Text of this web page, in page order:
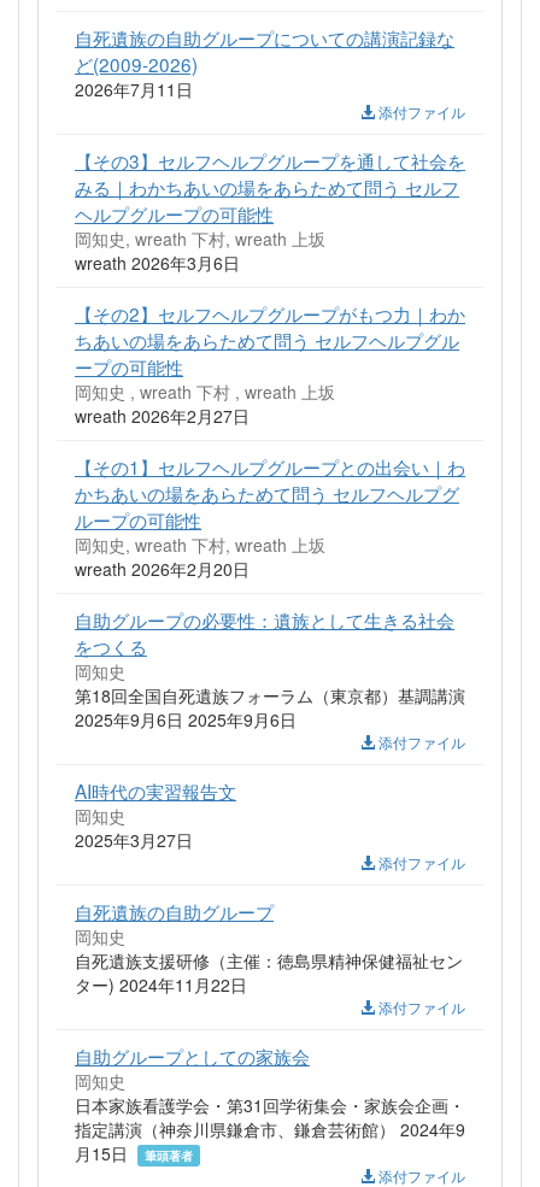
自死遺族の自助グループについての講演記録な
ど(2009-2026)
2026年7月11日
添付ファイル
【その3】セルフヘルプグループを通して社会を
みる｜わかちあいの場をあらためて問う セルフ
ヘルプグループの可能性
岡知史, wreath 下村, wreath 上坂
wreath 2026年3月6日
【その2】セルフヘルプグループがもつ力｜わか
ちあいの場をあらためて問う セルフヘルプグル
ープの可能性
岡知史 , wreath 下村 , wreath 上坂
wreath 2026年2月27日
【その1】セルフヘルプグループとの出会い｜わ
かちあいの場をあらためて問う セルフヘルプグ
ループの可能性
岡知史, wreath 下村, wreath 上坂
wreath 2026年2月20日
自助グループの必要性：遺族として生きる社会
をつくる
岡知史
第18回全国自死遺族フォーラム（東京都）基調講演
2025年9月6日 2025年9月6日
添付ファイル
AI時代の実習報告文
岡知史
2025年3月27日
添付ファイル
自死遺族の自助グループ
岡知史
自死遺族支援研修（主催：徳島県精神保健福祉セン
ター) 2024年11月22日
添付ファイル
自助グループとしての家族会
岡知史
日本家族看護学会・第31回学術集会・家族会企画・
指定講演（神奈川県鎌倉市、鎌倉芸術館） 2024年9
月15日
筆頭著者
添付ファイル